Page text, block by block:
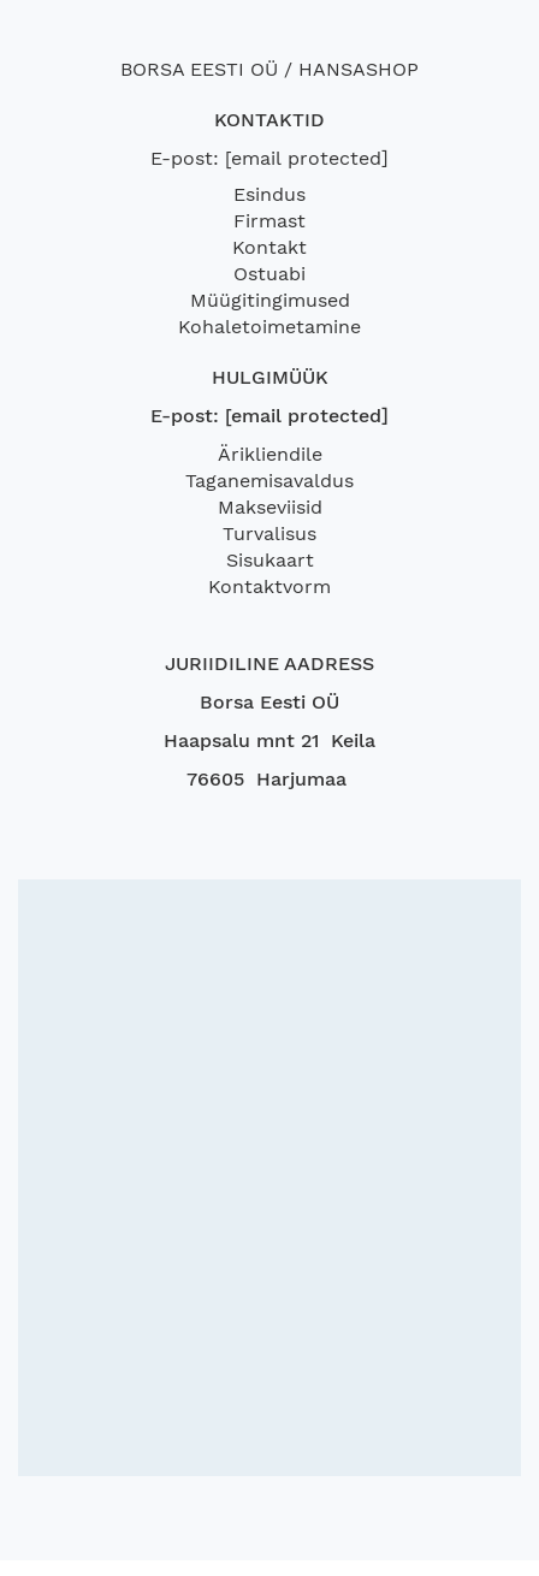
BORSA EESTI OÜ / HANSASHOP
KONTAKTID
E-post: [email protected]
Esindus
Firmast
Kontakt
Ostuabi
Müügitingimused
Kohaletoimetamine
HULGIMÜÜK
E-post: [email protected]
Ärikliendile
Taganemisavaldus
Makseviisid
Turvalisus
Sisukaart
Kontaktvorm
JURIIDILINE AADRESS
Borsa Eesti OÜ
Haapsalu mnt 21 Keila
76605 Harjumaa